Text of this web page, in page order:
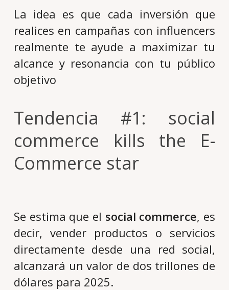
La idea es que cada inversión que
realices en campañas con influencers
realmente te ayude a maximizar tu
alcance y resonancia con tu público
objetivo
Tendencia #1: social
commerce kills the E-
Commerce star
Se estima que el social commerce, es
decir, vender productos o servicios
directamente desde una red social,
alcanzará un valor de dos trillones de
dólares para 2025.